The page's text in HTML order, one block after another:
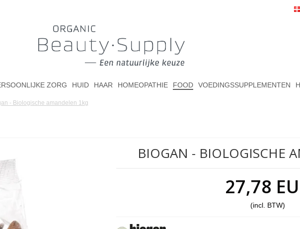
ZORG HUID HAAR HOMEOPATHIE FOOD VOEDINGSSUPPLEMENTEN
- Biologische amandelen 1kg
BIOGAN - BIOLOGISCHE
27,78
(incl. BTW)